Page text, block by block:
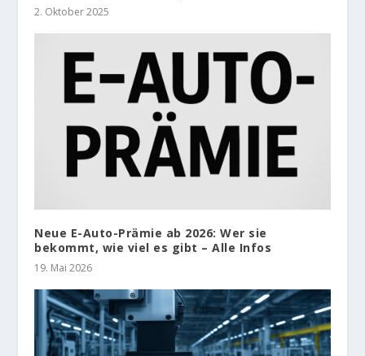
2. Oktober 2025
Neue E-Auto-Prämie ab 2026: Wer sie
bekommt, wie viel es gibt – Alle Infos
19. Mai 2026